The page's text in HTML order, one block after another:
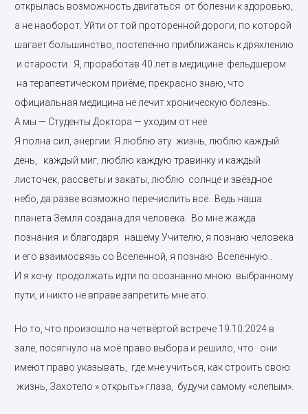
открылась возможность двигаться от болезни к здоровью,
а не наоборот. Уйти от той проторенной дороги, по которой
шагает большинство, постепенно приближаясь к дряхлению
и старости. Я, проработав 40 лет в медицине фельдшером
на терапевтическом приёме, прекрасно знаю, что
официальная медицина не лечит хроническую болезнь.
А мы — Студенты Доктора — уходим от неё.
Я полна сил, энергии. Я люблю эту жизнь, люблю каждый
день, каждый миг, люблю каждую травинку и каждый
листочек, рассветы и закаты, люблю солнце и звёздное
небо, да разве возможно перечислить всё. Ведь наша
планета Земля создана для человека. Во мне жажда
познания и благодаря нашему Учителю, я познаю человека
и его взаимосвязь со Вселенной, я познаю Вселенную..
И я хочу продолжать идти по осознанно мною выбранному
пути, и никто не вправе запретить мне это.
Но то, что произошло на четвёртой встрече 19.10.2024 в
зале, посягнуло на моё право выбора и решило, что они
имеют право указывать, где мне учиться, как строить свою
жизнь, Захотело » открыть» глаза, будучи самому «слепым».